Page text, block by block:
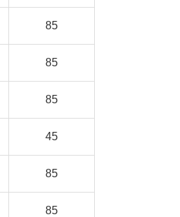
85
85
85
45
85
85